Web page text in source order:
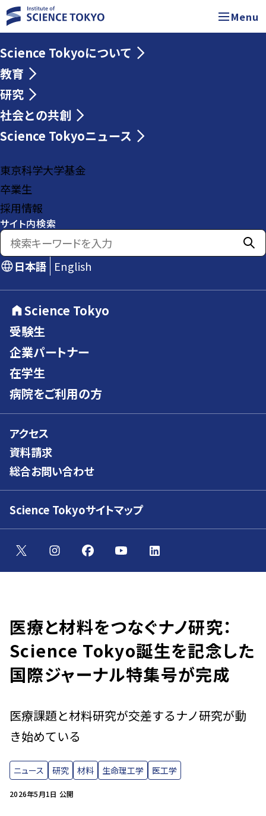
Menu
Science Tokyoについて
教育
研究
社会との共創
Science Tokyoニュース
東京科学大学基金
卒業生
採用情報
サイト内検索
日本語 English
Science Tokyo
受験生
企業パートナー
在学生
病院をご利用の方
アクセス
資料請求
総合お問い合わせ
Science Tokyoサイトマップ
医療と材料をつなぐナノ研究：
Science Tokyo誕生を記念した
国際ジャーナル特集号が完成
2026年5月1日 公開
医療課題と材料研究が交差するナノ研究が動
き始めている
ニュース 研究 材料 生命理工学 医工学